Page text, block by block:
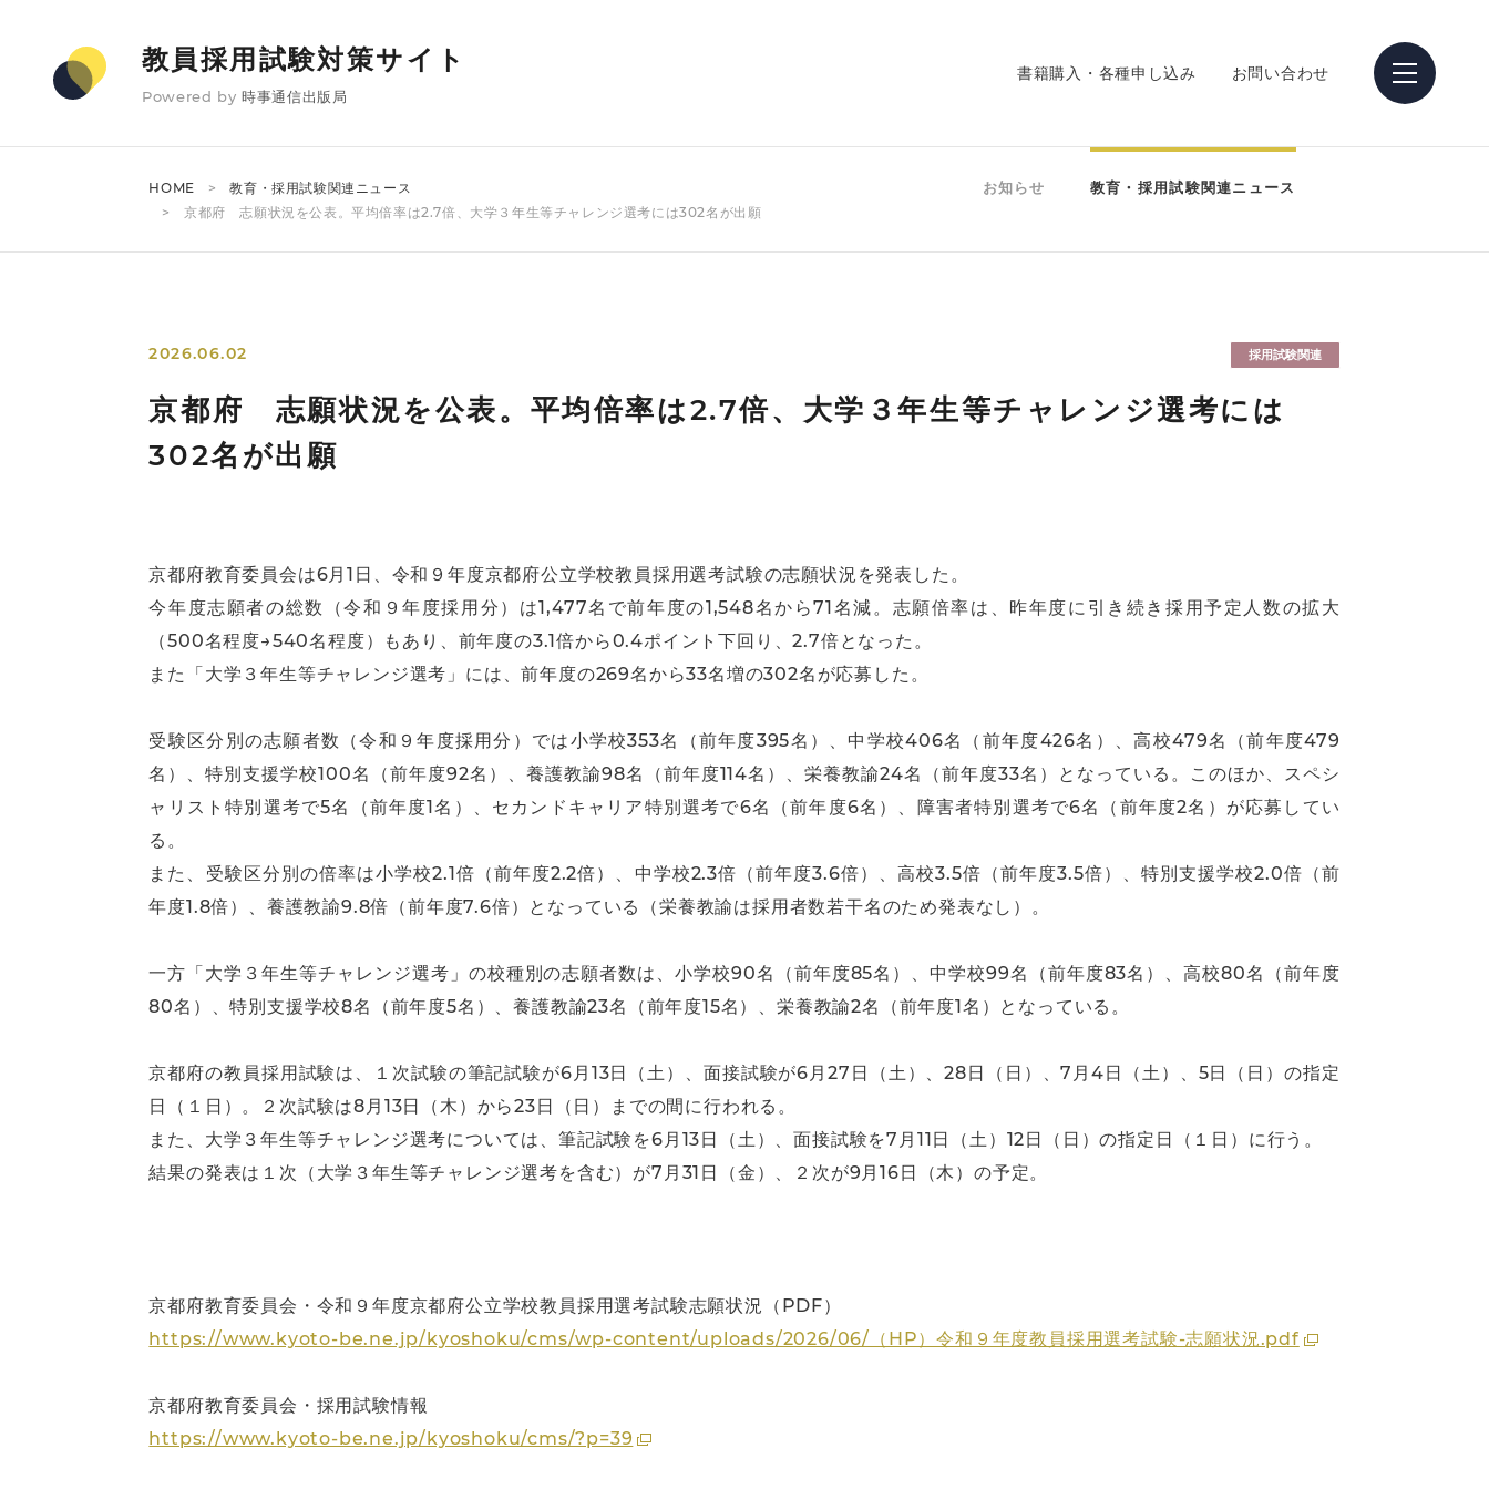
教員採用試験対策サイト
Powered by 時事通信出版局
書籍購入・各種申し込み お問い合わせ
HOME
教育・採用試験関連ニュース
京都府 志願状況を公表。平均倍率は2.7倍、大学３年生等チャレンジ選考には302名が出願
お知らせ 教育・採用試験関連ニュース
2026.06.02 採用試験関連
京都府 志願状況を公表。平均倍率は2.7倍、大学３年生等チャレンジ選考には
302名が出願
京都府教育委員会は6月1日、令和９年度京都府公立学校教員採用選考試験の志願状況を発表した。
今年度志願者の総数（令和９年度採用分）は1,477名で前年度の1,548名から71名減。志願倍率は、昨年度に引き続き採用予定人数の拡大
（500名程度→540名程度）もあり、前年度の3.1倍から0.4ポイント下回り、2.7倍となった。
また「大学３年生等チャレンジ選考」には、前年度の269名から33名増の302名が応募した。
受験区分別の志願者数（令和９年度採用分）では小学校353名（前年度395名）、中学校406名（前年度426名）、高校479名（前年度479
名）、特別支援学校100名（前年度92名）、養護教諭98名（前年度114名）、栄養教諭24名（前年度33名）となっている。このほか、スペシ
ャリスト特別選考で5名（前年度1名）、セカンドキャリア特別選考で6名（前年度6名）、障害者特別選考で6名（前年度2名）が応募してい
る。
また、受験区分別の倍率は小学校2.1倍（前年度2.2倍）、中学校2.3倍（前年度3.6倍）、高校3.5倍（前年度3.5倍）、特別支援学校2.0倍（前
年度1.8倍）、養護教諭9.8倍（前年度7.6倍）となっている（栄養教諭は採用者数若干名のため発表なし）。
一方「大学３年生等チャレンジ選考」の校種別の志願者数は、小学校90名（前年度85名）、中学校99名（前年度83名）、高校80名（前年度
80名）、特別支援学校8名（前年度5名）、養護教諭23名（前年度15名）、栄養教諭2名（前年度1名）となっている。
京都府の教員採用試験は、１次試験の筆記試験が6月13日（土）、面接試験が6月27日（土）、28日（日）、7月4日（土）、5日（日）の指定
日（１日）。２次試験は8月13日（木）から23日（日）までの間に行われる。
また、大学３年生等チャレンジ選考については、筆記試験を6月13日（土）、面接試験を7月11日（土）12日（日）の指定日（１日）に行う。
結果の発表は１次（大学３年生等チャレンジ選考を含む）が7月31日（金）、２次が9月16日（木）の予定。
京都府教育委員会・令和９年度京都府公立学校教員採用選考試験志願状況（PDF）
https://www.kyoto-be.ne.jp/kyoshoku/cms/wp-content/uploads/2026/06/（HP）令和９年度教員採用選考試験-志願状況.pdf
京都府教育委員会・採用試験情報
https://www.kyoto-be.ne.jp/kyoshoku/cms/?p=39